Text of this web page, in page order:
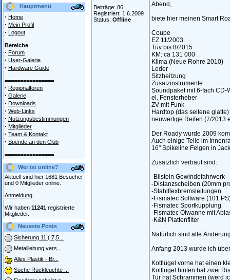
Hauptmenü
· Home
· Mein Profil
· Logout
Bereiche
· Forum
· User-Galerie
· Hardware Guide
================
· Regionalforen
· Galerie
· Downloads
· Web-Links
· Nutzungsbestimmungen
· Mitglieder
· Team & Kontakt
· Spende an den Club
================
Wer ist online?
Aktuell sind hier 1681 Besucher
und 0 Mitglieder online.
Anmeldung
Wir haben 11241 registrierte
Mitglieder.
Neueste Posts
Sicherung 11 ( 7,5...
Metallleitung vers...
Alles Plastik - Br...
Suche Rückleuchte ...
Beiträge: 86
Registriert: 1.6.2009
Status: Offline
Abend,
biete hier meinen Smart
Coupe
EZ 11/2003
Tüv bis 8/2015
KM: ca 131 000
Klima (Neue Rohre 2010)
Leder
Sitzheitzung
Zusatzinstrumente
Soundpaket mit 6-fach CD-
el. Fensterheber
ZV mit Funk
Hardtop (das seltene glatte)
neuwertige Reifen (7/2013
Der Roady wurde 2009
Auch einige Teile im
16" Spikeline Felgen in
Zusätzlich verbaut sind:
-Bilstein Gewindefahrwerk
-Distanzscheiben (20mm
-Stahlflexbremsleitungen
-Fismatec Software (101
-Fismatec Sportkupplung
-Fismatec Ölwanne mit
-K&N Plattenfilter
Natürlich sind alle
Anfang 2013 wurde ich
Kotflügel vorne hat einen
Kotflügel hinten hat zwei
Tür hat Schrammen (werd